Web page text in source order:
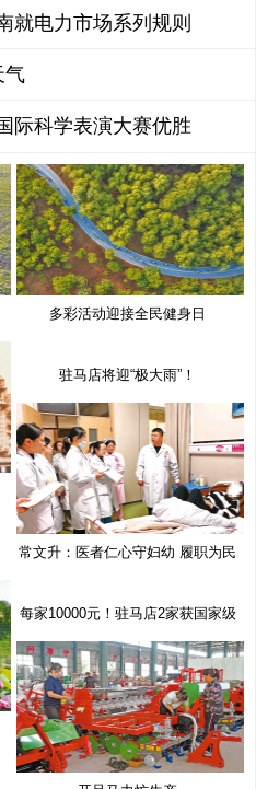
就电力市场系列规则
气
际科学表演大赛优胜
多彩活动迎接全民健身日
驻马店将迎“极大雨”！
常文升：医者仁心守妇幼 履职为民
每家10000元！驻马店2家获国家级
奖